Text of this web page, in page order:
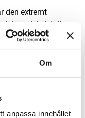
Om
anpassa innehållet
den extremt
quick detailern
och
en brilliant
hydrofob yta på